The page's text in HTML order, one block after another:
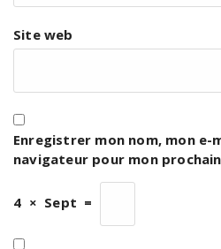
Site web
Enregistrer mon nom, mon e-
navigateur pour mon
4 × Sept =